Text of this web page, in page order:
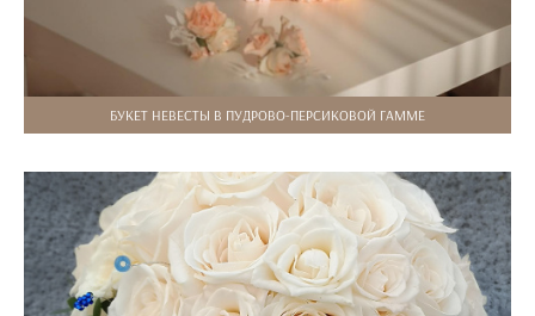
БУКЕТ НЕВЕСТЫ В ПУДРОВО-ПЕРСИКОВОЙ ГАММЕ